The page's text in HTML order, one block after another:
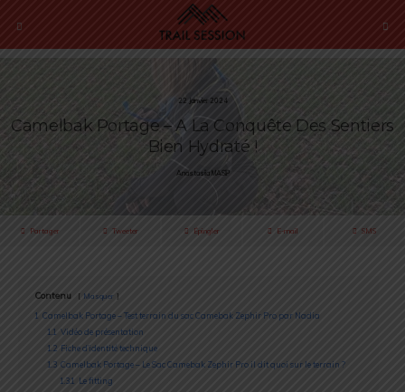
22 Janvier 2024
Camelbak Portage – A La Conquête Des Sentiers
Bien Hydraté !
Anastasiia MASIP
Partager Tweeter Épingler E-mail SMS
Contenu Masquer
1 Camelbak Portage – Test terrain du sac Camebak Zephir Pro par Nadia
1.1 Vidéo de présentation
1.2 Fiche d’identité technique
1.3 Camelbak Portage – Le Sac Camebak Zephir Pro il dit quoi sur le terrain ?
1.3.1
Le fitting